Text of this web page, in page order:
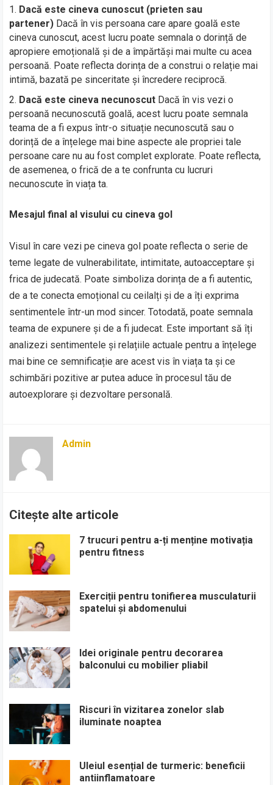
Dacă este cineva cunoscut (prieten sau
partener) Dacă în vis persoana care apare goală este
cineva cunoscut, acest lucru poate semnala o dorință de
apropiere emoțională și de a împărtăși mai multe cu acea
persoană. Poate reflecta dorința de a construi o relație mai
intimă, bazată pe sinceritate și încredere reciprocă.
Dacă este cineva necunoscut Dacă în vis vezi o
persoană necunoscută goală, acest lucru poate semnala
teama de a fi expus într-o situație necunoscută sau o
dorință de a înțelege mai bine aspecte ale propriei tale
persoane care nu au fost complet explorate. Poate reflecta,
de asemenea, o frică de a te confrunta cu lucruri
necunoscute în viața ta.
Mesajul final al visului cu cineva gol
Visul în care vezi pe cineva gol poate reflecta o serie de
teme legate de vulnerabilitate, intimitate, autoacceptare și
frica de judecată. Poate simboliza dorința de a fi autentic,
de a te conecta emoțional cu ceilalți și de a îți exprima
sentimentele într-un mod sincer. Totodată, poate semnala
teama de expunere și de a fi judecat. Este important să îți
analizezi sentimentele și relațiile actuale pentru a înțelege
mai bine ce semnificație are acest vis în viața ta și ce
schimbări pozitive ar putea aduce în procesul tău de
autoexplorare și dezvoltare personală.
Admin
Citește alte articole
7 trucuri pentru a-ți menține motivația
pentru fitness
Exerciții pentru tonifierea musculaturii
spatelui și abdomenului
Idei originale pentru decorarea
balconului cu mobilier pliabil
Riscuri în vizitarea zonelor slab
iluminate noaptea
Uleiul esențial de turmeric: beneficii
antiinflamatoare